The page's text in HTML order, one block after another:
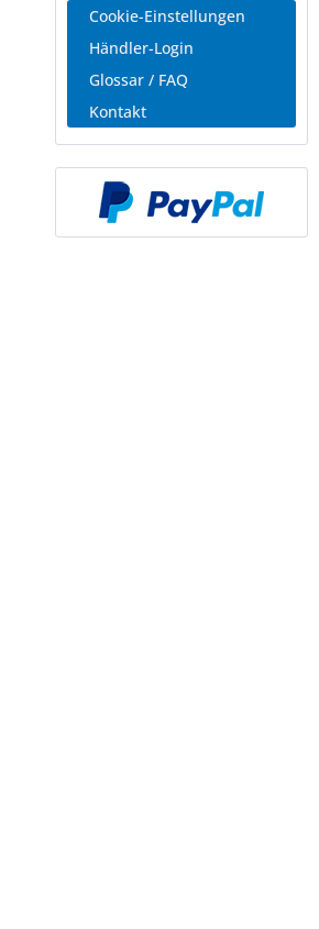
Cookie-Einstellungen
Händler-Login
Glossar / FAQ
Kontakt